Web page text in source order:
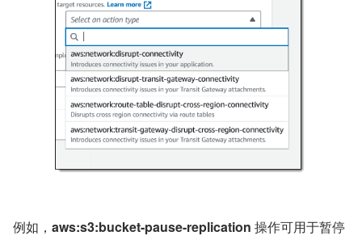
例如， aws:s3:bucket-pause-replication 操作可用于暂停